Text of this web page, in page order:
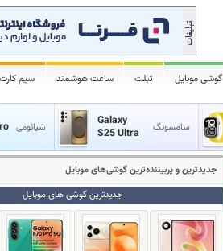
گوشی موبایل تبلت ساعت هوشمند سیم کارت
سامسونگ
Galaxy
S25 Ultra
شیائومی
جدیدترین و پر‌بیننده‌ترین گوشی‌های موبایل
جدیدترین گوشی های موبایل